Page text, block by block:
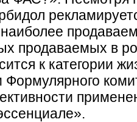
продаваемых в
к категории
Формулярного